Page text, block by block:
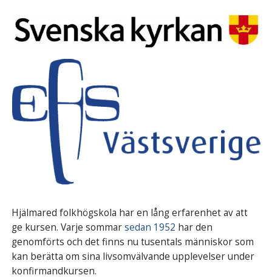
Hjälmared folkhögskola har en lång erfarenhet av att
ge kursen. Varje sommarsedan 1952 har den
genomförts och det finns nu tusentals människor som
kan berätta om sina livsomvälvande upplevelser under
konfirmandkursen.